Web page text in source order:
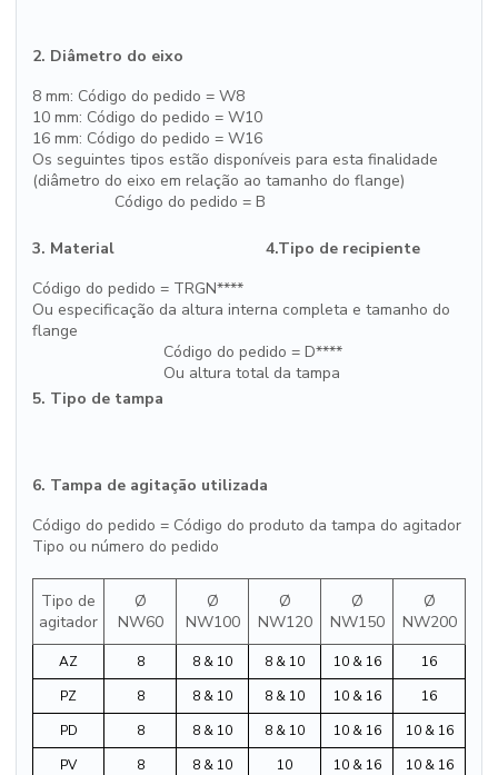
2. Diâmetro do eixo
8 mm: Código do pedido = W8
10 mm: Código do pedido = W10
16 mm: Código do pedido = W16
Os seguintes tipos estão disponíveis para esta finalidade
(diâmetro do eixo em relação ao tamanho do flange)
3. Material
Código do pedido = B
4.Tipo de recipiente
Código do pedido = TRGN****
Ou especificação da altura interna completa e tamanho do
flange
5. Tipo de tampa
Código do pedido = D****
Ou altura total da tampa
6. Tampa de agitação utilizada
Código do pedido = Código do produto da tampa do agitador
Tipo ou número do pedido
Tipo de
agitador
Ø
NW60
Ø
NW100
Ø
NW120
Ø
NW150
Ø
NW200
AZ 8 8 & 10 8 & 10 10 & 16
16
PZ
8 8 & 10 8 & 10 10 & 16
16
PD
8 8 & 10 8 & 10 10 & 16
10 & 16
PV
8 8 & 10 10 10 & 16 10 & 16